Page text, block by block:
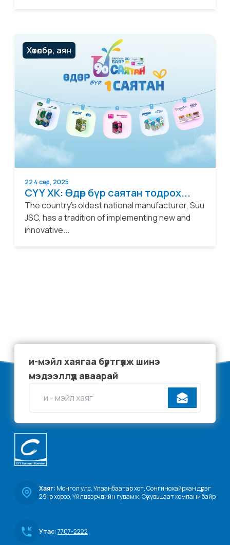
Хөтөлбөр, аян
22 4 сар, 2025
СҮҮ ХК: Өдөр бүр саятан тодрох...
The country’s oldest national manufacturer, Suu
JSC, has a tradition of implementing new and
innovative...
и-мэйл хаягаа бүртгүүлж шинэ
мэдээллүүд аваарай
Хаяг: Монгол улс, Улаанбаатар хот, Сонгинохайрхан дүүрэг
29-р хороо, Үйлдвэрчдийн гудамж, Сүү хувьцаат компани байр
Утас:7707-2222